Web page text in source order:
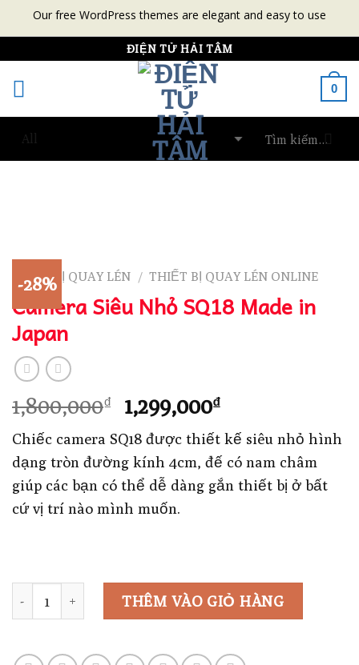
content
ĐIỆN TỬ HẢI TÂM
0
-28%
THIẾT BỊ QUAY LÉN / THIẾT BỊ QUAY LÉN ONLINE
Camera Siêu Nhỏ SQ18 Made in
Japan
1,800,000₫
Giá
gốc
là:
1,800,000₫.
1,299,000₫
hiện
tại
là:
1,299,000₫.
Chiếc camera SQ18 được thiết kế siêu nhỏ hình
dạng tròn đường kính 4cm, đế có nam châm
giúp các bạn có thể dễ dàng gắn thiết bị ở bất
cứ vị trí nào mình muốn.
THÊM VÀO GIỎ HÀNG
Our free WordPress themes are elegant and easy to use